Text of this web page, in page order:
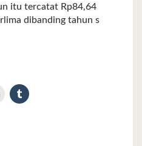
itu tercatat Rp84,64
dibanding tahun s